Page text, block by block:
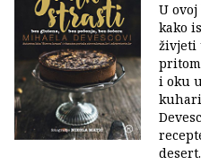
U
kako
živjeti
i oku